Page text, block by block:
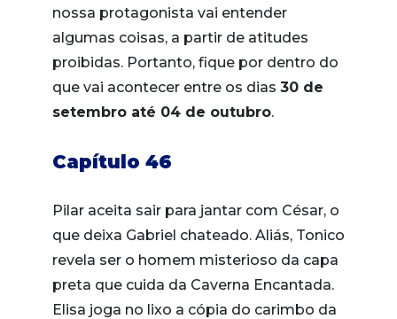
nossa protagonista vai entender
algumas coisas, a partir de atitudes
proibidas. Portanto, fique por dentro do
que vai acontecer entre os dias 30 de
setembro até 04 de outubro.
Capítulo 46
Pilar aceita sair para jantar com César, o
que deixa Gabriel chateado. Aliás, Tonico
revela ser o homem misterioso da capa
preta que cuida da Caverna Encantada.
Elisa joga no lixo a cópia do carimbo da